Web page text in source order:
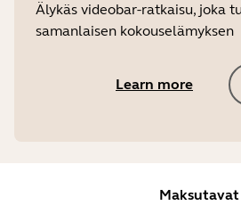
Älykäs videobar-ratkaisu, joka
samanlaisen kokouselämyksen
Learn more
Maksutavat